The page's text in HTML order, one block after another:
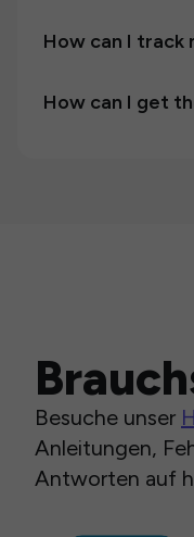
How can I track
How can I get
Besuche unser
Anleitungen,
Antworten auf